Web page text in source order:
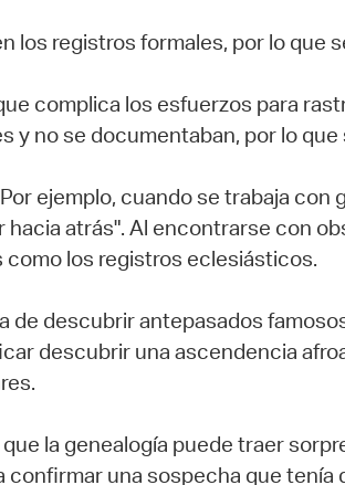
los registros formales, por lo que
complica los esfuerzos para
y no se documentaban, por lo
ejemplo, cuando se trabaja con
atrás". Al encontrarse con
los registros eclesiásticos.
descubrir antepasados
descubrir una ascendencia
la genealogía puede traer
una sospecha que